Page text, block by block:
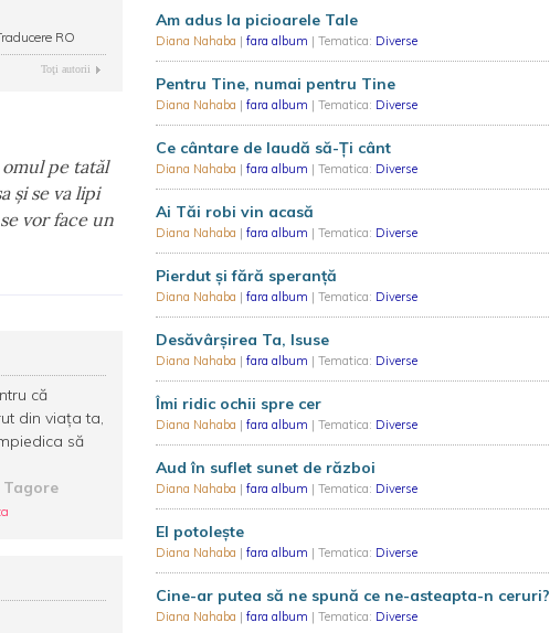
Am adus la picioarele Tale
Diana Nahaba | fara album | Tematica: Diverse
Pentru Tine, numai pentru Tine
Diana Nahaba | fara album | Tematica: Diverse
Ce cântare de laudă să-Ți cânt
Diana Nahaba | fara album | Tematica: Diverse
Ai Tăi robi vin acasă
Diana Nahaba | fara album | Tematica: Diverse
Pierdut și fără speranță
Diana Nahaba | fara album | Tematica: Diverse
Desăvârșirea Ta, Isuse
Diana Nahaba | fara album | Tematica: Diverse
Îmi ridic ochii spre cer
Diana Nahaba | fara album | Tematica: Diverse
Aud în suflet sunet de război
Diana Nahaba | fara album | Tematica: Diverse
El potolește
Diana Nahaba | fara album | Tematica: Diverse
Cine-ar putea să ne spună ce ne-asteapta-n ceruri?
Diana Nahaba | fara album | Tematica: Diverse
RO
Toţi autorii
omul pe tatăl
şi se va lipi
vor face un
că
din viața ta,
să